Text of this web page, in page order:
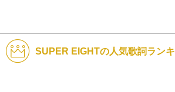
SUPER EIGHTの人気歌詞ラン